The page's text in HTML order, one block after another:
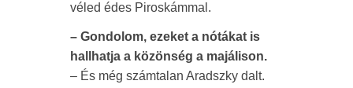
véled édes Piroskámmal.
– Gondolom, ezeket a nótákat is
hallhatja a közönség a majálison.
– És még számtalan Aradszky dalt.